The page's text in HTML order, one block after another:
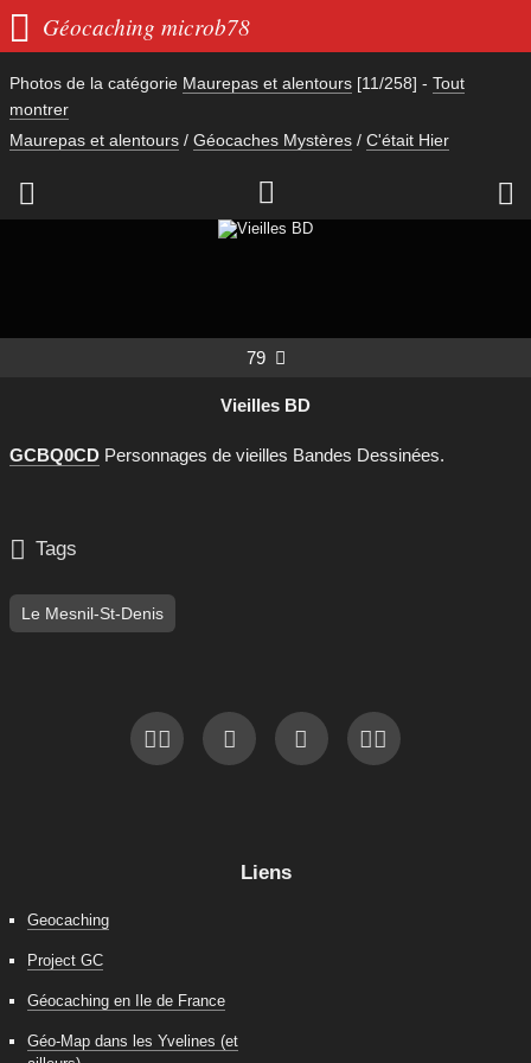
 Géocaching microb78
Photos de la catégorie Maurepas et alentours [11/258] - Tout
montrer
Maurepas et alentours / Géocaches Mystères / C'était Hier
  
79 
Vieilles BD
GCBQ0CD Personnages de vieilles Bandes Dessinées.
 Tags
Le Mesnil-St-Denis
Liens
Geocaching
Project GC
Géocaching en Ile de France
Géo-Map dans les Yvelines (et